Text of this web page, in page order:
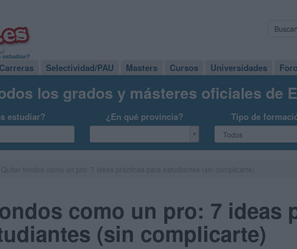
Buscar
Carreras Selectividad/PAU Masters Cursos Universidades
los grados y másteres oficiales de
estudiar? ¿En qué provincia? Tipo de
como un pro: 7 ideas
(sin complicarte)